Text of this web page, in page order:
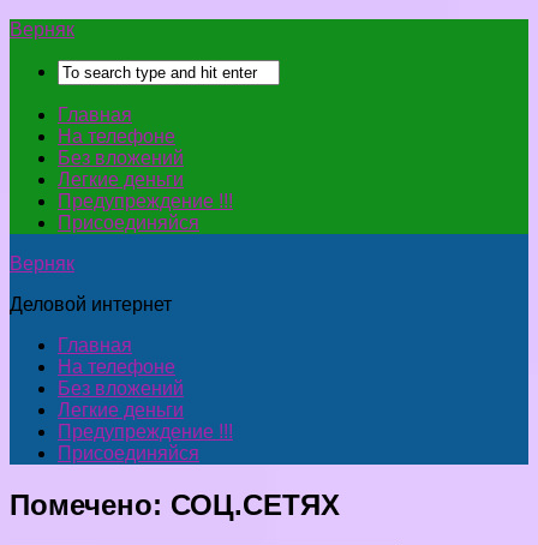
Верняк
Главная
На телефоне
Без вложений
Легкие деньги
Предупреждение !!!
Присоединяйся
Верняк
Деловой интернет
Главная
На телефоне
Без вложений
Легкие деньги
Предупреждение !!!
Присоединяйся
Помечено: СОЦ.СЕТЯХ